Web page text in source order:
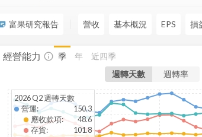
sticky_note_2 富果研究報告 營收 基本概況 EPS 損
經營能力 info_outline 季 年
近四季
週轉天數
週轉率
2026 Q2 週轉天數
營運:
150.3
應收款項:
48.6
存貨:
101.8